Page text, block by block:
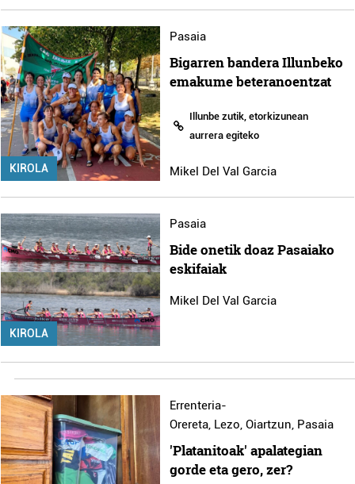
KIROLA
Pasaia
Bigarren bandera Illunbeko
emakume beteranoentzat
Illunbe zutik, etorkizunean
aurrera egiteko
Mikel Del Val Garcia
KIROLA
Pasaia
Bide onetik doaz Pasaiako
eskifaiak
Mikel Del Val Garcia
Errenteria-
Orereta, Lezo, Oiartzun, Pasaia
'Platanitoak' apalategian
gorde eta gero, zer?